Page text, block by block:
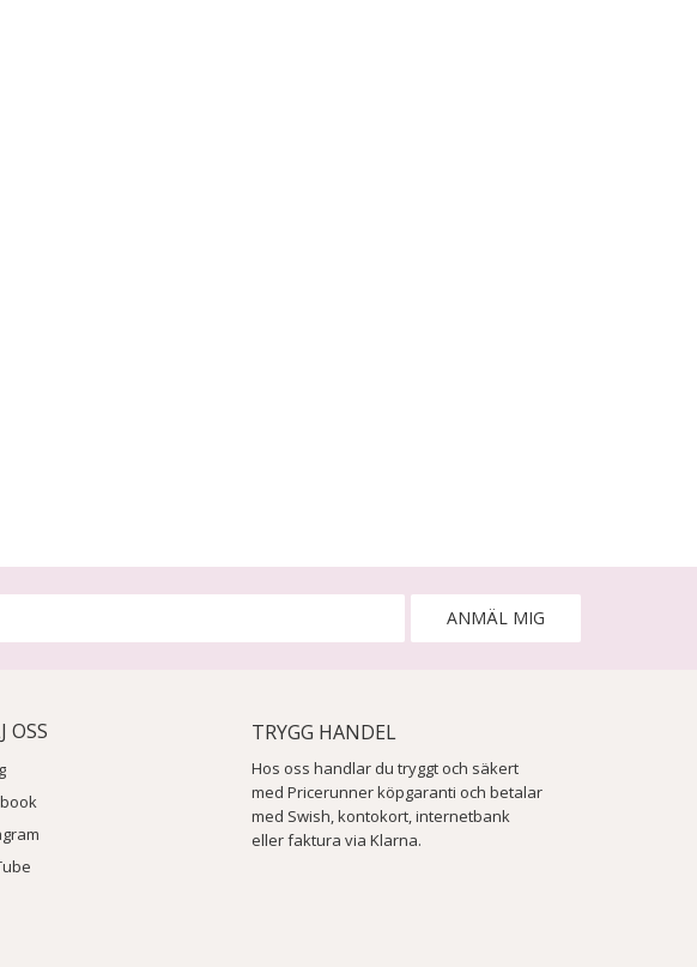
ANMÄL MIG
OSS TRYGG HANDEL
Hos oss handlar du tryggt och säkert
med Pricerunner köpgaranti och betalar
med Swish, kontokort, internetbank
eller faktura via Klarna.